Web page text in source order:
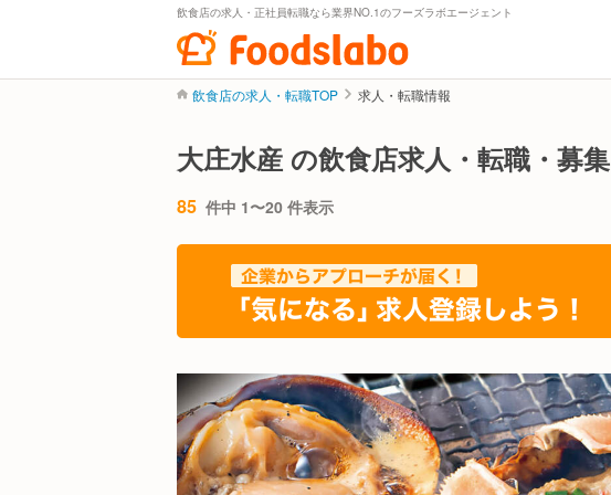
飲食店の求人・正社員転職なら業界NO.1のフーズラボエージェント
飲食店の求人・転職TOP 求人・転職情報
大庄水産 の飲食店求人・転職・募集
85 件中 1〜20 件表示